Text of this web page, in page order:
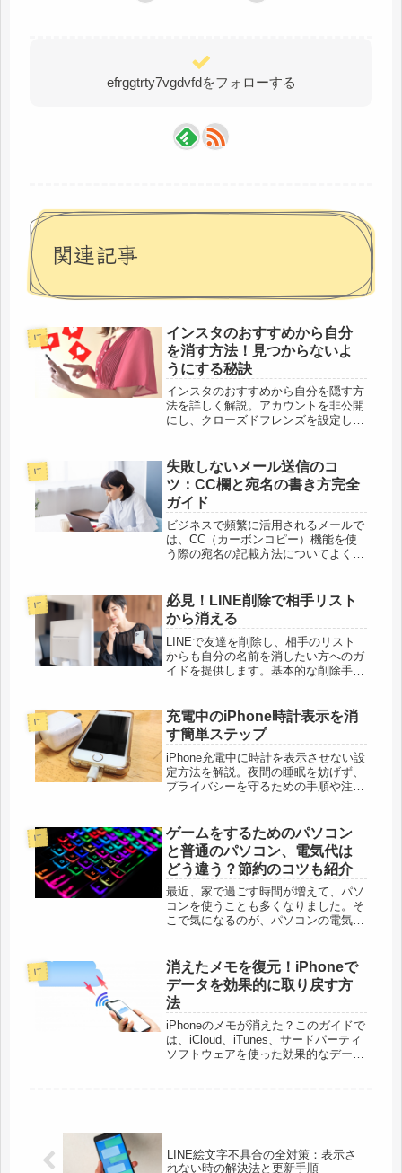
efrggtrty7vgdvfdをフォローする
関連記事
IT
インスタのおすすめから自分
を消す方法！見つからないよ
うにする秘訣
インスタのおすすめから自分を隠す方
法を詳しく解説。アカウントを非公開
にし、クローズドフレンズを設定し、
IT
失敗しないメール送信のコ
ツ：CC欄と宛名の書き方完全
ガイド
ビジネスで頻繁に活用されるメールで
は、CC（カーボンコピー）機能を使
う際の宛名の記載方法についてよく疑
も明記すると良いでしょう。これによ
って、どのような人たちが情報を共有
し...
IT
必見！LINE削除で相手リスト
から消える
LINEで友達を削除し、相手のリスト
からも自分の名前を消したい方へのガ
イドを提供します。基本的な削除手順
います。安全にLINEを使うための実
用的なアドバイスも満載です。
IT
充電中のiPhone時計表示を消
す簡単ステップ
iPhone充電中に時計を表示させない設
定方法を解説。夜間の睡眠を妨げず、
プライバシーを守るための手順や注意
るカスタマイズ方法を探求。
IT
ゲームをするためのパソコン
と普通のパソコン、電気代は
どう違う？節約のコツも紹介
最近、家で過ごす時間が増えて、パソ
コンを使うことも多くなりました。そ
こで気になるのが、パソコンの電気
ではないかと思う人も多いです。ゲー
ム用のパソコンは、高性能な部品を使
って...
IT
消えたメモを復元！iPhoneで
データを効果的に取り戻す方
法
iPhoneのメモが消えた？このガイドで
は、iCloud、iTunes、サードパーティ
ソフトウェアを使った効果的なデータ
LINE絵文字不具合の全対策：表示さ
れない時の解決法と更新手順